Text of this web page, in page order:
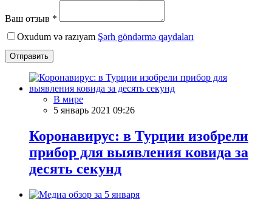
Ваш отзыв *
Oxudum və razıyam Şərh göndərmə qaydaları
Отправить
В мире
5 январь 2021 09:26
Коронавирус: в Турции изобрели
прибор для выявления ковида за
десять секунд